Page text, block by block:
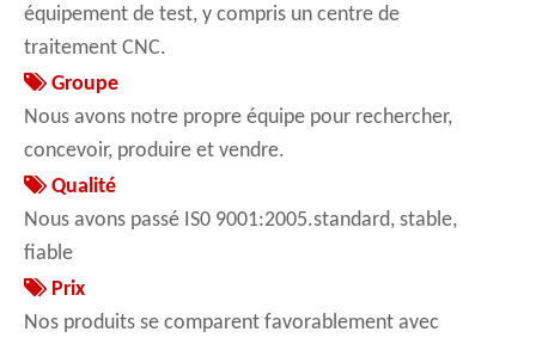
équipement de test, y compris un centre de
traitement CNC.
 Groupe
Nous avons notre propre équipe pour rechercher,
concevoir, produire et vendre.
 Qualité
Nous avons passé IS0 9001:2005.standard, stable,
fiable
 Prix
Nos produits se comparent favorablement avec